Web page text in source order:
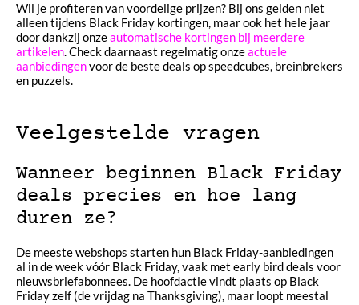
Wil je profiteren van voordelige prijzen? Bij ons gelden niet
alleen tijdens Black Friday kortingen, maar ook het hele jaar
door dankzij onzeautomatische kortingen bij meerdere
artikelen. Check daarnaast regelmatig onzeactuele
aanbiedingenvoor de beste deals op speedcubes, breinbrekers
en puzzels.
Veelgestelde vragen
Wanneer beginnen Black Friday
deals precies en hoe lang
duren ze?
De meeste webshops starten hun Black Friday-aanbiedingen
al in de week vóór Black Friday, vaak met early bird deals voor
nieuwsbriefabonnees. De hoofdactie vindt plaats op Black
Friday zelf (de vrijdag na Thanksgiving), maar loopt meestal